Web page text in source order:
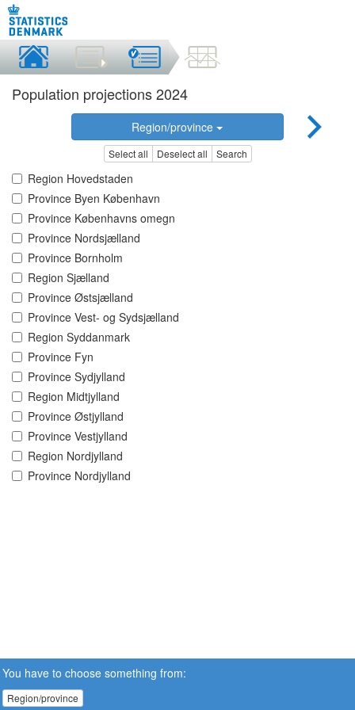
Population projections 2024
Region/province
Select all Deselect all Search
Region Hovedstaden
Province Byen København
Province Københavns omegn
Province Nordsjælland
Province Bornholm
Region Sjælland
Province Østsjælland
Province Vest- og Sydsjælland
Region Syddanmark
Province Fyn
Province Sydjylland
Region Midtjylland
Province Østjylland
Province Vestjylland
Region Nordjylland
Province Nordjylland
You have to choose something from:
Region/province